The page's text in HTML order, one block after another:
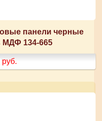
панели черные
МДФ 134-665
руб.